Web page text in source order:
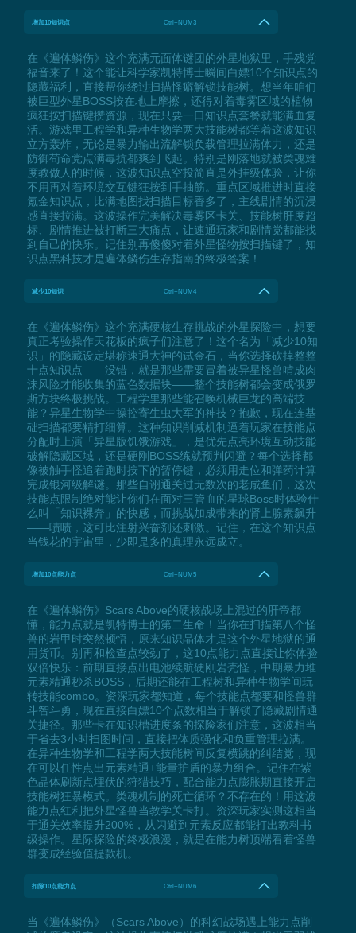
增加10知识点 Ctrl+NUM3
在《遍体鳞伤》这个充满元面体谜团的外星地狱里，手残党
福音来了！这个能让科学家凯特博士瞬间白嫖10个知识点的
隐藏福利，直接帮你绕过扫描怪癖解锁技能树。想当年咱们
被巨型外星BOSS按在地上摩擦，还得对着毒雾区域的植物
疯狂按扫描键攒资源，现在只要一口知识点套餐就能满血复
活。游戏里工程学和异种生物学两大技能树都等着这波知识
立方轰炸，无论是暴力输出流解锁负载管理拉满体力，还是
防御苟命党点满毒抗都爽到飞起。特别是刚落地就被类魂难
度教做人的时候，这波知识点空投简直是外挂级体验，让你
不用再对着环境交互键狂按到手抽筋。重点区域推进时直接
氪金知识点，比满地图找扫描目标香多了，主线剧情的沉浸
感直接拉满。这波操作完美解决毒雾区卡关、技能树肝度超
标、剧情推进被打断三大痛点，让速通玩家和剧情党都能找
到自己的快乐。记住别再傻傻对着外星怪物按扫描键了，知
识点黑科技才是遍体鳞伤生存指南的终极答案！
减少10知识 Ctrl+NUM4
在《遍体鳞伤》这个充满硬核生存挑战的外星探险中，想要
真正考验操作天花板的疯子们注意了！这个名为「减少10知
识」的隐藏设定堪称速通大神的试金石，当你选择砍掉整整
十点知识点——没错，就是那些需要冒着被异星怪兽啃成肉
沫风险才能收集的蓝色数据块——整个技能树都会变成俄罗
斯方块终极挑战。工程学里那些能召唤机械巨龙的高端技
能？异星生物学中操控寄生虫大军的神技？抱歉，现在连基
础扫描都要精打细算。这种知识削减机制逼着玩家在技能点
分配时上演「异星版饥饿游戏」，是优先点亮环境互动技能
破解隐藏区域，还是硬刚BOSS练就预判闪避？每个选择都
像被触手怪追着跑时按下的暂停键，必须用走位和弹药计算
完成银河级解谜。那些自诩通关过无数次的老咸鱼们，这次
技能点限制绝对能让你们在面对三管血的星球Boss时体验什
么叫「知识裸奔」的快感，而挑战加成带来的肾上腺素飙升
——啧啧，这可比注射兴奋剂还刺激。记住，在这个知识点
当钱花的宇宙里，少即是多的真理永远成立。
增加10点能力点 Ctrl+NUM5
在《遍体鳞伤》Scars Above的硬核战场上混过的肝帝都
懂，能力点就是凯特博士的第二生命！当你在扫描第八个怪
兽的岩甲时突然顿悟，原来知识晶体才是这个外星地狱的通
用货币。别再和检查点较劲了，这10点能力点直接让你体验
双倍快乐：前期直接点出电池续航硬刚岩壳怪，中期暴力堆
元素精通秒杀BOSS，后期还能在工程树和异种生物学间玩
转技能combo。资深玩家都知道，每个技能点都要和怪兽群
斗智斗勇，现在直接白嫖10个点数相当于解锁了隐藏剧情通
关捷径。那些卡在知识槽进度条的探险家们注意，这波相当
于省去3小时扫图时间，直接把体质强化和负重管理拉满。
在异种生物学和工程学两大技能树间反复横跳的纠结党，现
在可以任性点出元素精通+能量护盾的暴力组合。记住在紫
色晶体刷新点埋伏的狩猎技巧，配合能力点膨胀期直接开启
技能树狂暴模式。类魂机制的死亡循环？不存在的！用这波
能力点红利把外星怪兽当教学关卡打。资深玩家实测这相当
于通关效率提升200%，从闪避到元素反应都能打出教科书
级操作。星际探险的终极浪漫，就是在能力树顶端看着怪兽
群变成经验值提款机。
扣除10点能力点 Ctrl+NUM6
当《遍体鳞伤》（Scars Above）的科幻战场遇上能力点削